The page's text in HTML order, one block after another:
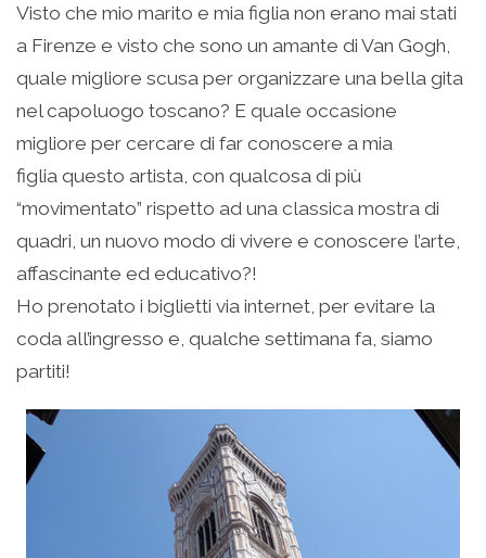
Visto che mio marito e mia figlia non erano mai stati
a Firenze e visto che sono un amante di Van Gogh,
quale migliore scusa per organizzare una bella gita
nel capoluogo toscano? E quale occasione
migliore per cercare di far conoscere a mia
figlia questo artista, con qualcosa di più
“movimentato” rispetto ad una classica mostra di
quadri, un nuovo modo di vivere e conoscere l’arte,
affascinante ed educativo?!
Ho prenotato i biglietti via internet, per evitare la
coda all’ingresso e, qualche settimana fa, siamo
partiti!